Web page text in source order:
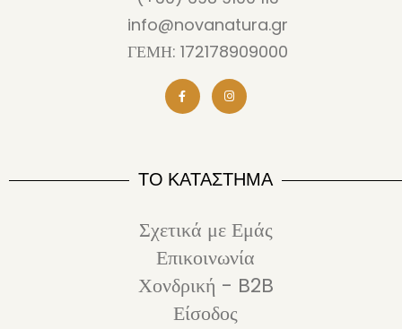
info@novanatura.gr
ΓΕΜΗ: 172178909000
ΤΟ ΚΑΤΑΣΤΗΜΑ
Σχετικά με Εμάς
Επικοινωνία
Χονδρική - B2B
Είσοδος